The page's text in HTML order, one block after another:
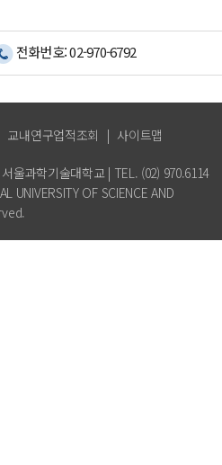
전화번호: 02-970-6792
교내연구업적조회 | 사이트맵
울과학기술대학교 | TEL. (02) 970.6114
UNIVERSITY OF SCIENCE AND